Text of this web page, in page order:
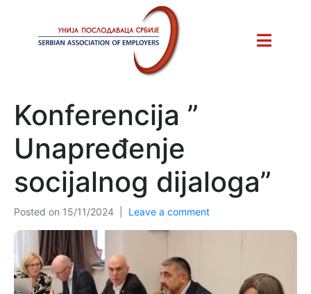
Konferencija ”
Unapređenje
socijalnog dijaloga”
Posted on 15/11/2024 Leave a comment